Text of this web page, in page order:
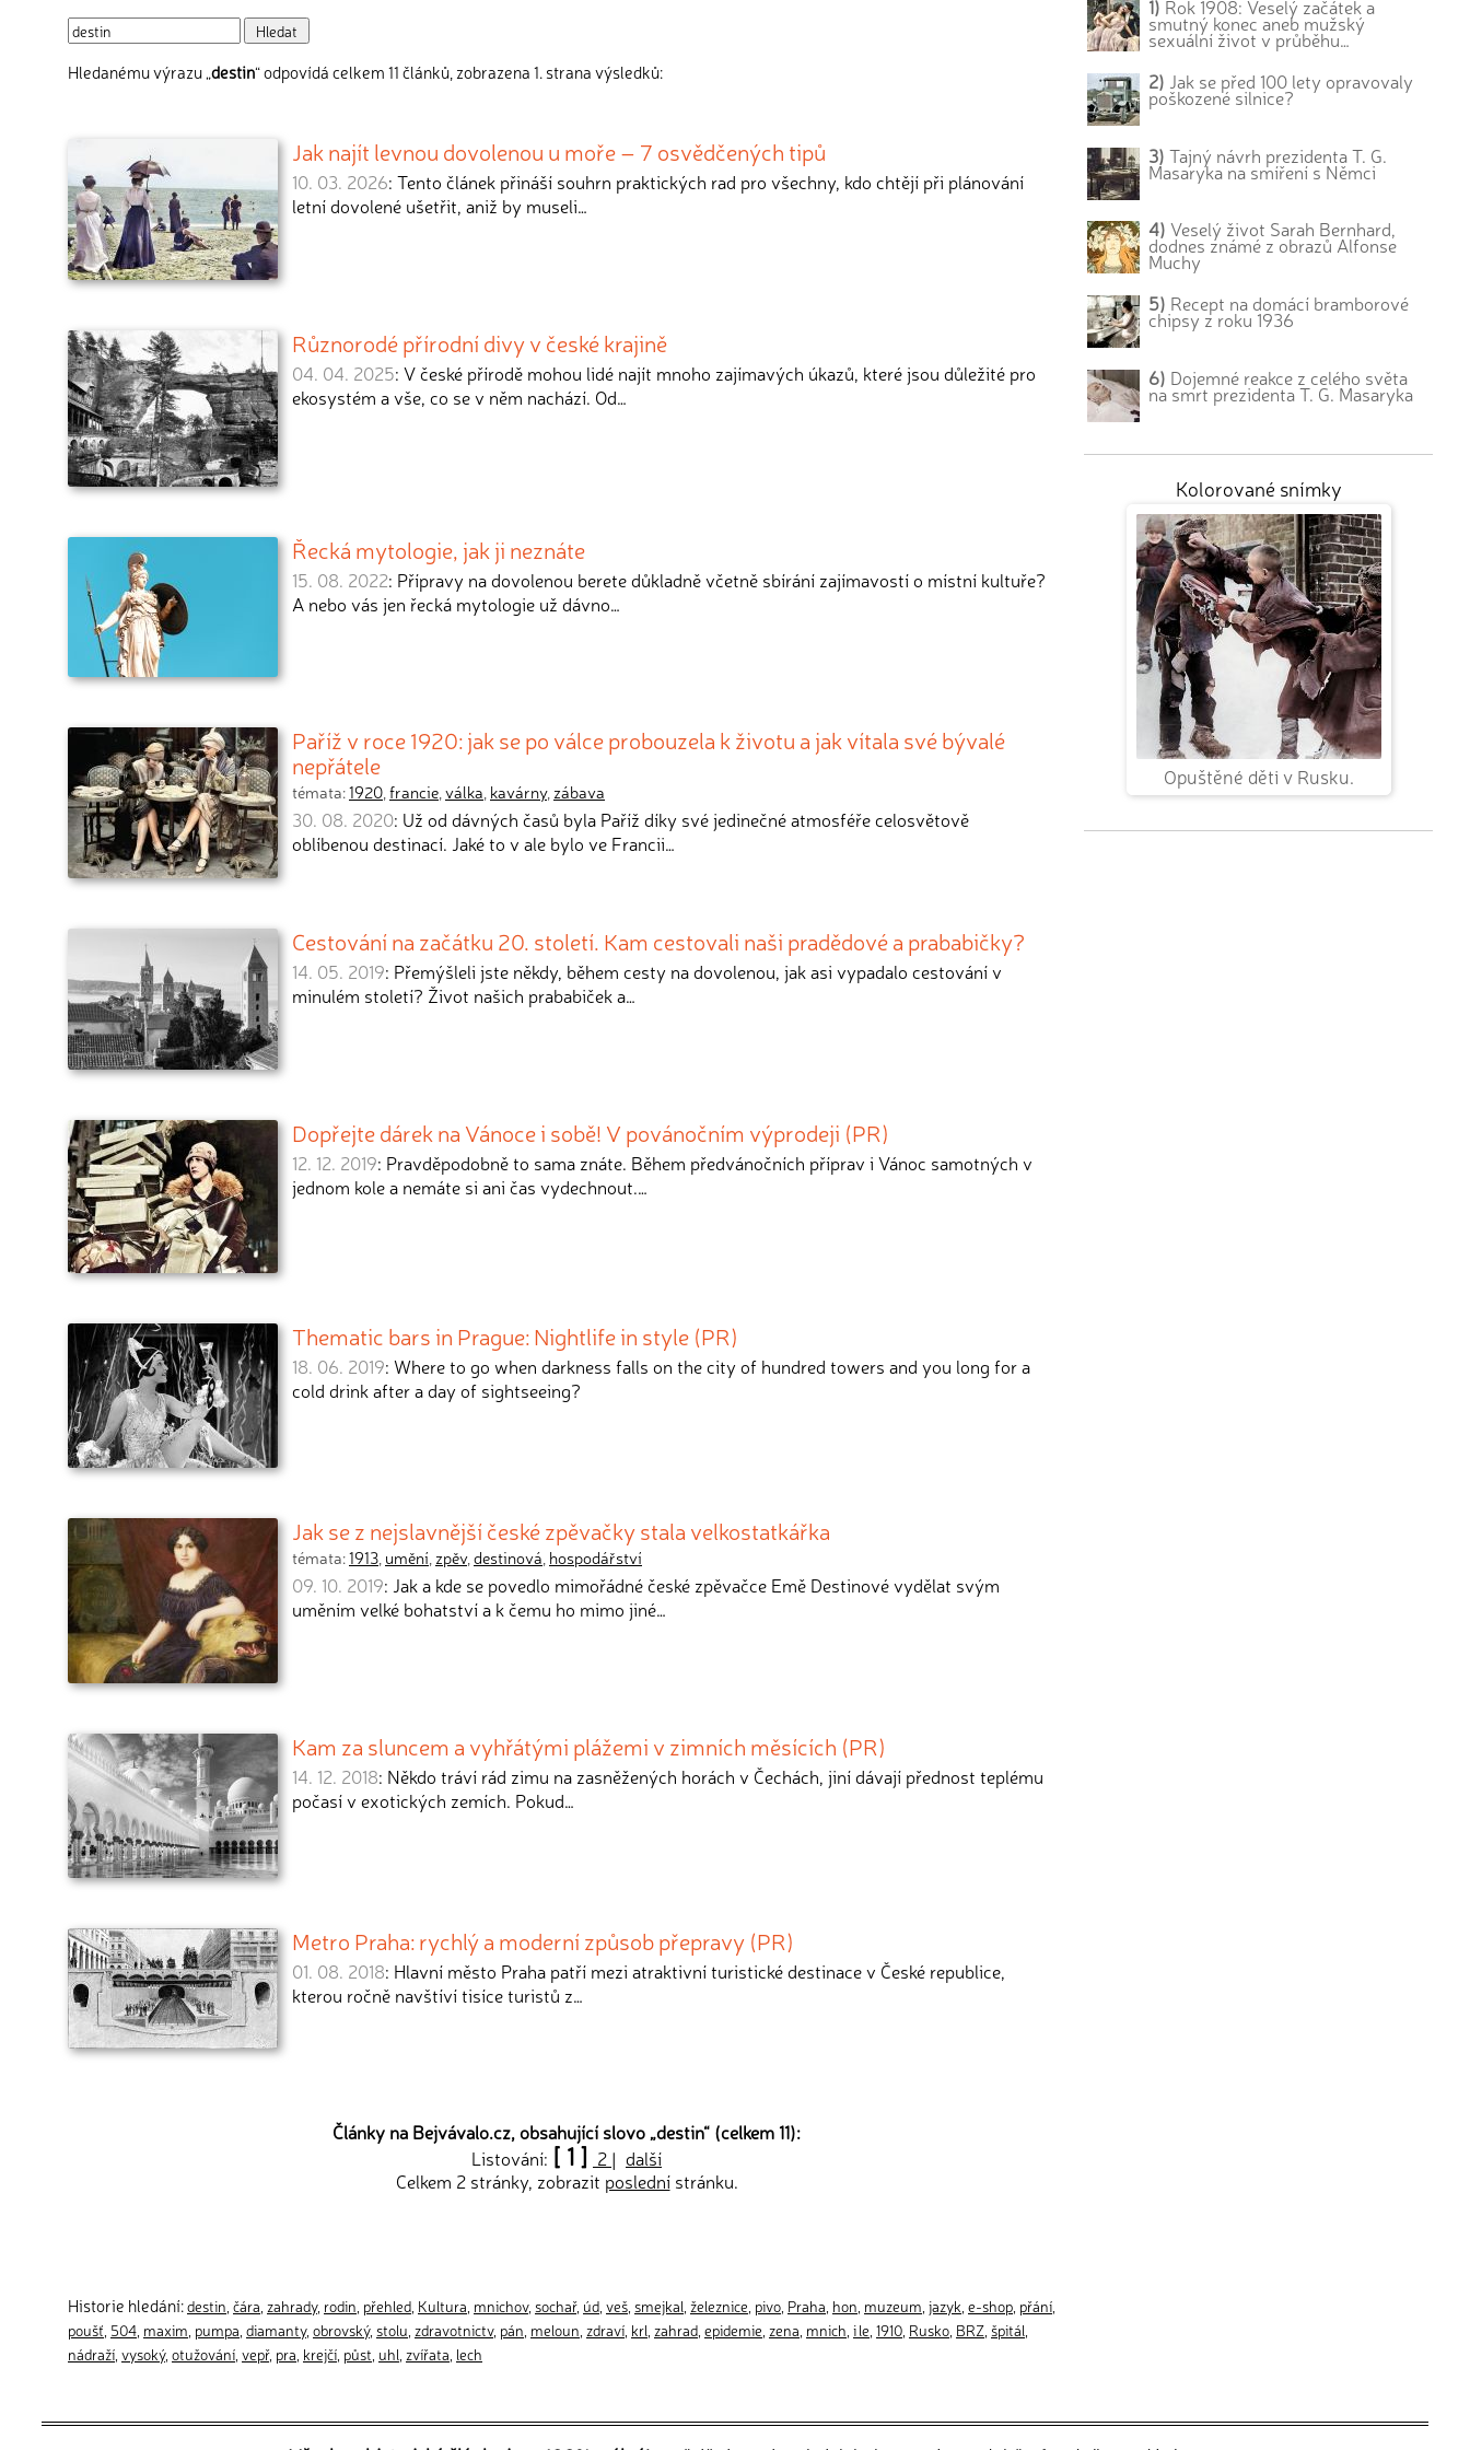
Hledanému výrazu „destin“ odpovídá celkem 11 článků, zobrazena 1. strana výsledků:
Jak najít levnou dovolenou u moře – 7 osvědčených tipů
10. 03. 2026: Tento článek přináší souhrn praktických rad pro všechny, kdo chtějí při plánování
letní dovolené ušetřit, aniž by museli…
Různorodé přírodní divy v české krajině
04. 04. 2025: V české přírodě mohou lidé najít mnoho zajímavých úkazů, které jsou důležité pro
ekosystém a vše, co se v něm nachází. Od…
Řecká mytologie, jak ji neznáte
15. 08. 2022: Přípravy na dovolenou berete důkladně včetně sbírání zajímavostí o místní kultuře?
A nebo vás jen řecká mytologie už dávno…
Paříž v roce 1920: jak se po válce probouzela k životu a jak vítala své bývalé
nepřátele
témata:1920,francie,válka, kavárny, zábava
30. 08. 2020: Už od dávných časů byla Paříž díky své jedinečné atmosféře celosvětově
oblíbenou destinací. Jaké to v ale bylo ve Francii…
Cestování na začátku 20. století. Kam cestovali naši pradědové a prababičky?
14. 05. 2019: Přemýšleli jste někdy, během cesty na dovolenou, jak asi vypadalo cestování v
minulém století? Život našich prababiček a…
Dopřejte dárek na Vánoce i sobě! V povánočním výprodeji (PR)
12. 12. 2019: Pravděpodobně to sama znáte. Během předvánočních příprav i Vánoc samotných v
jednom kole a nemáte si ani čas vydechnout.…
Thematic bars in Prague: Nightlife in style (PR)
18. 06. 2019: Where to go when darkness falls on the city of hundred towers and you long for a
cold drink after a day of sightseeing?
Jak se z nejslavnější české zpěvačky stala velkostatkářka
témata:1913, umění, zpěv,destinová, hospodářství
09. 10. 2019: Jak a kde se povedlo mimořádné české zpěvačce Emě Destinové vydělat svým
uměním velké bohatství a k čemu ho mimo jiné…
Kam za sluncem a vyhřátými plážemi v zimních měsících (PR)
14. 12. 2018: Někdo tráví rád zimu na zasněžených horách v Čechách, jiní dávají přednost teplému
počasí v exotických zemích. Pokud…
Metro Praha: rychlý a moderní způsob přepravy (PR)
01. 08. 2018: Hlavní město Praha patří mezi atraktivní turistické destinace v České republice,
kterou ročně navštíví tisíce turistů z…
Články na Bejvávalo.cz, obsahující slovo „destin“ (celkem 11):
Listování: [ 1 ] 2 | další
Celkem 2 stránky, zobrazit poslednístránku.
Historie hledání:destin čára zahrady, rodin přehled Kultura mnichov, sochař, úd veš smejkal železnice pivo Praha hon muzeum jazyk e-shop přání
poušť 504 maxim pumpa diamanty, obrovský, stolu zdravotnictv, pán meloun zdraví krl zahrad epidemie zena mnich i le 1910 Rusko BRZ špitál
nádraží vysoký, otužování vepř, pra krejčí půst uhl zvířata lech
1) Rok 1908: Veselý začátek a
smutný konec aneb mužský
sexuální život v průběhu…
2) Jak se před 100 lety opravovaly
poškozené silnice?
3) Tajný návrh prezidenta T. G.
Masaryka na smíření s Němci
4) Veselý život Sarah Bernhard,
dodnes známé z obrazů Alfonse
Muchy
5) Recept na domácí bramborové
chipsy z roku 1936
6) Dojemné reakce z celého světa
na smrt prezidenta T. G. Masaryka
Kolorované snímky
Opuštěné děti v Rusku.